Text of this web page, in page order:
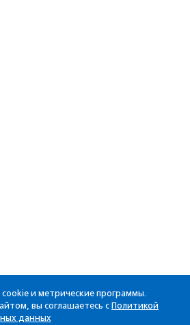
и метрические программы.
вы соглашаетесь с Политикой
данных